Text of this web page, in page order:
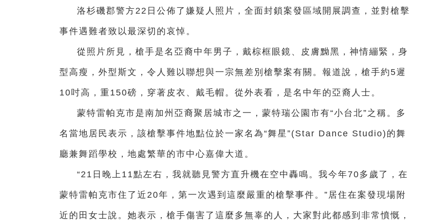
洛杉磯郡警方22日公佈了嫌疑人照片，全面封鎖案發區域開展調查，並對槍擊
事件遇難者致以最深切的哀悼。
從照片所見，槍手是名亞裔中年男子，戴棕框眼鏡、皮膚黝黑，神情繃緊，身
型高瘦，外型斯文，令人難以聯想與一宗無差別槍擊案有關。報道說，槍手約5遲
10吋高，重150磅，穿著皮衣、戴毛帽。從外表看，是名中年的亞裔人士。
蒙特雷帕克市是南加州亞裔聚居城市之一，蒙特瑞公園市有“小台北”之稱。多
名當地居民表示，該槍擊事件地點位於一家名為“舞星”(Star Dance Studio)的舞
廳兼舞蹈學校，地處繁華的市中心嘉偉大道。
“21日晚上11點左右，我就聽見警方直升機在空中轟鳴。我今年70多歲了，在
蒙特雷帕克市住了近20年，第一次遇到這麼嚴重的槍擊事件。”居住在案發現場附
近的田女士說。她表示，槍手傷害了這麼多無辜的人，大家對此都感到非常憤慨，